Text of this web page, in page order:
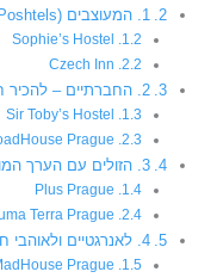
1. המעוצבים (Poshtels) – להרגיש מיליון דולר בפרוטות
Sophie’s Hostel
Czech Inn
2. החברתיים – להכיר חברים מכל העולם
Sir Toby’s Hostel
Prague
3. הזולים עם הערך המוסף
Plus Prague
Terra Prague
4. לאנרגטיים ולאוהבי חיי הלילה
Prague